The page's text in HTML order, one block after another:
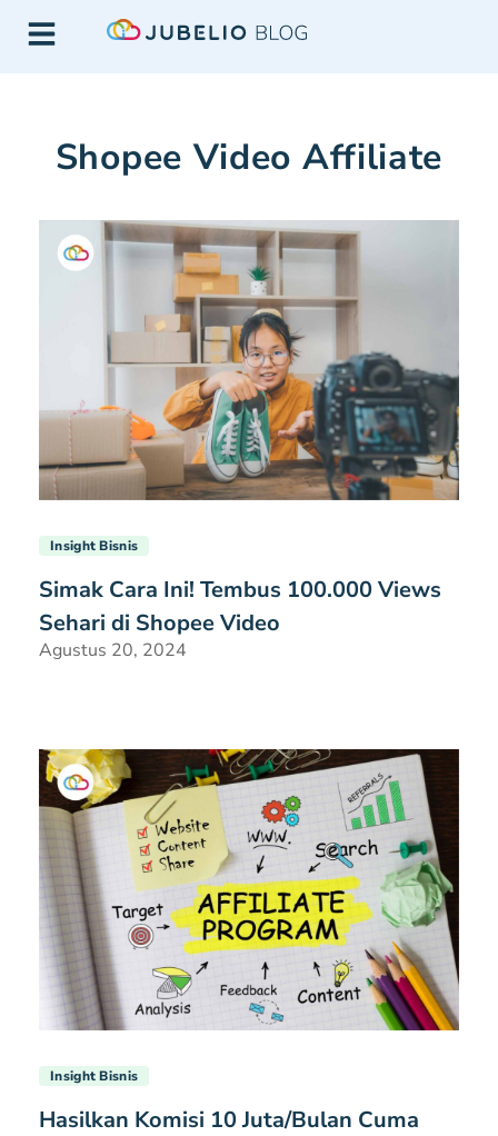
Shopee Video Affiliate
Insight Bisnis
Simak Cara Ini! Tembus 100.000 Views
Sehari di Shopee Video
Agustus 20, 2024
Insight Bisnis
Hasilkan Komisi 10 Juta/Bulan Cuma